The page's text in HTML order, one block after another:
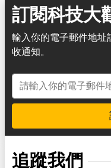
訂閱科技大
輸入你的電子郵件地址
收通知。
電子郵件地址
追蹤我們